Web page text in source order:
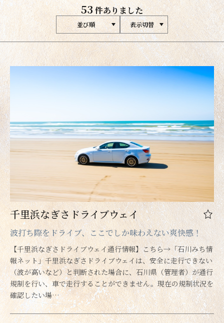
53 件ありました
並び順 表示切替
千里浜なぎさドライブウェイ
波打ち際をドライブ、ここでしか味わえない爽快感！
【千里浜なぎさドライブウェイ通行情報】こちら→「石川みち情
報ネット」千里浜なぎさドライブウェイは、安全に走行できない
（波が高いなど）と判断された場合に、石川県（管理者）が通行
規制を行い、車で走行することができません。現在の規制状況を
確認したい場…